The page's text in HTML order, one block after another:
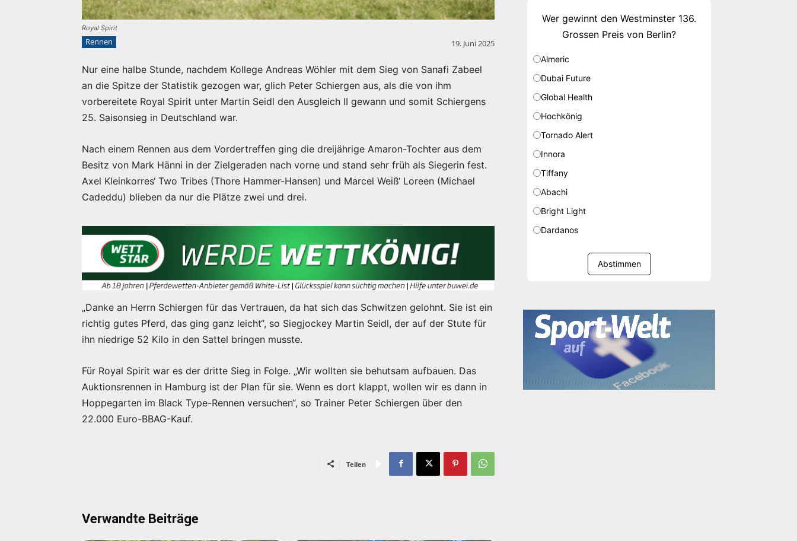
Royal Spirit
Rennen 19. Juni 2025
Nur eine halbe Stunde, nachdem Kollege Andreas Wöhler mit dem Sieg von Sanafi Zabeel
an die Spitze der Statistik gezogen war, glich Peter Schiergen aus, als die von ihm
vorbereitete Royal Spirit unter Martin Seidl den Ausgleich II gewann und somit Schiergens
25. Saisonsieg in Deutschland war.
Nach einem Rennen aus dem Vordertreffen ging die dreijährige Amaron-Tochter aus dem
Besitz von Mark Hänni in der Zielgeraden nach vorne und stand sehr früh als Siegerin fest.
Axel Kleinkorres‘ Two Tribes (Thore Hammer-Hansen) und Marcel Weiß‘ Loreen (Michael
Cadeddu) blieben da nur die Plätze zwei und drei.
„Danke an Herrn Schiergen für das Vertrauen, da hat sich das Schwitzen gelohnt. Sie ist ein
richtig gutes Pferd, das ging ganz leicht“, so Siegjockey Martin Seidl, der auf der Stute für
ihn niedrige 52 Kilo in den Sattel bringen musste.
Für Royal Spirit war es der dritte Sieg in Folge. „Wir wollten sie behutsam aufbauen. Das
Auktionsrennen in Hamburg ist der Plan für sie. Wenn es dort klappt, wollen wir es dann in
Hoppegarten im Black Type-Rennen versuchen“, so Trainer Peter Schiergen über den
22.000 Euro-BBAG-Kauf.
Teilen
Verwandte Beiträge
Wer gewinnt den Westminster 136.
Grossen Preis von Berlin?
Almeric
Dubai Future
Global Health
Hochkönig
Tornado Alert
Innora
Tiffany
Abachi
Bright Light
Dardanos
Abstimmen